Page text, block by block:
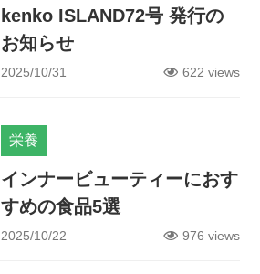
kenko ISLAND72号 発行の
お知らせ
2025/10/31 622 views
栄養
インナービューティーにおす
すめの食品5選
2025/10/22 976 views